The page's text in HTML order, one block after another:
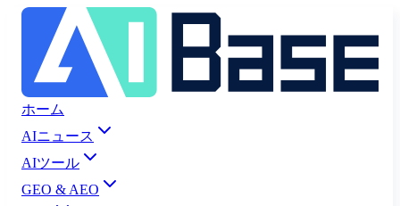
ホーム
AIニュース
AIツール
GEO & AEO